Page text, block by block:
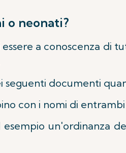
o neonati?
a conoscenza di
seguenti documenti
con i nomi di
esempio un'ordinanza